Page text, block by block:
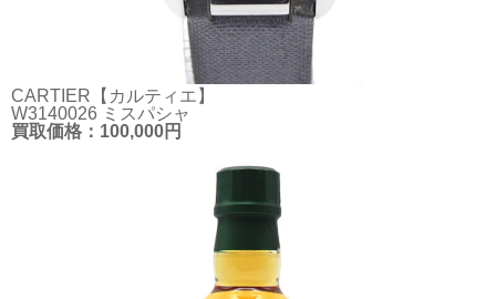
CARTIER【カルティエ】
W3140026 ミスパシャ
買取価格：100,000円